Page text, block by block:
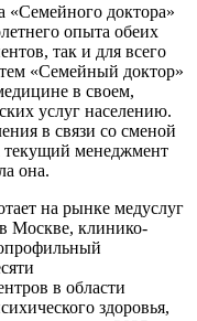
доктора»
опыта обеих
так и для всего
«Семейный доктор»
в своем,
услуг населению.
в связи со сменой
текущий менеджмент
она.
на рынке медуслуг
Москве, клинико-
в области
здоровья,